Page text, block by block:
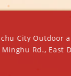
City
Minghu Rd.,